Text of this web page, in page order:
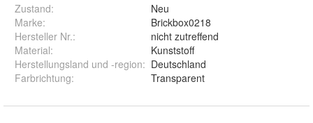
Zustand:
Neu
Marke:
Brickbox0218
Hersteller Nr.:
nicht zutreffend
Material:
Kunststoff
Herstellungsland und -region: Deutschland
Farbrichtung: Transparent